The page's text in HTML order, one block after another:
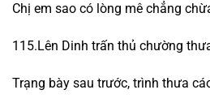
Chị em sao có lòng mê chẳng
115.Lên Dinh trấn thủ chường
Trạng bày sau trước, trình thưa